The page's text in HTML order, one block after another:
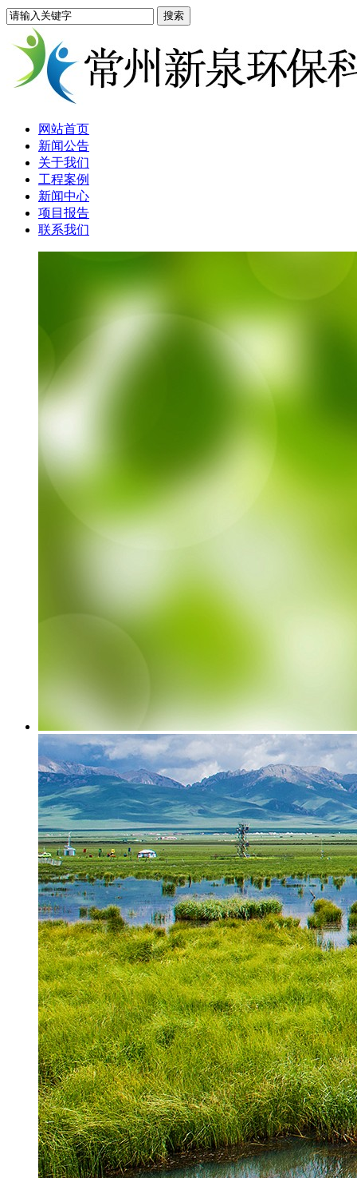
网站首页
新闻公告
关于我们
工程案例
新闻中心
项目报告
联系我们